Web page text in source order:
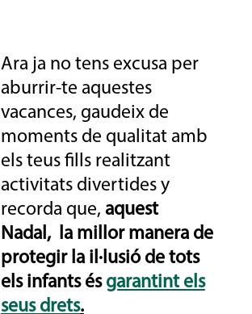
Ara ja no tens excusa per
aburrir-te aquestes
vacances, gaudeix de
moments de qualitat amb
els teus fills realitzant
activitats divertides y
recorda que, aquest
Nadal, la millor manera de
protegir la il·lusió de tots
els infants és garantint els
seus drets.